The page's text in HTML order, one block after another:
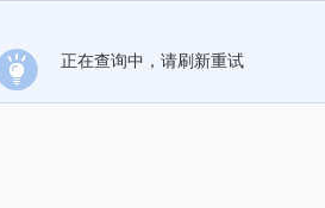
正在查询中，请刷新重试